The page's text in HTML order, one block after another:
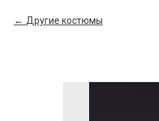
Другие костюмы